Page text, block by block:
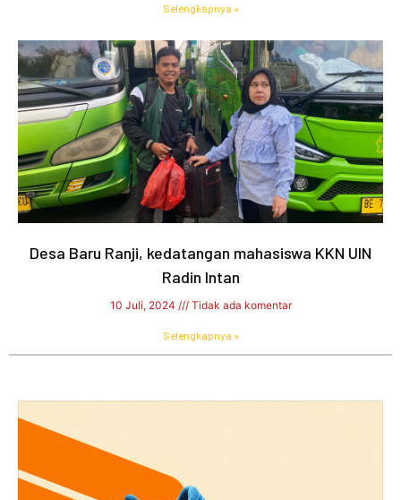
Selengkapnya »
Desa Baru Ranji, kedatangan mahasiswa KKN UIN
Radin Intan
10 Juli, 2024 Tidak ada komentar
Selengkapnya »